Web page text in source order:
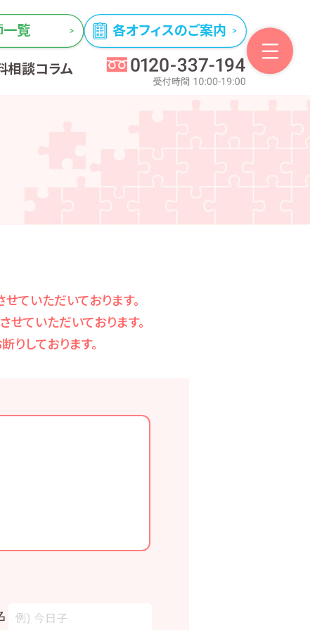
一覧 各オフィスのご案内
相談コラム
ていただいております。
ていただいております。
しております。